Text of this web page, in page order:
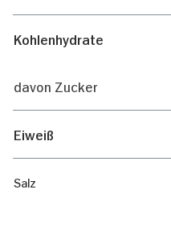
Kohlenhydrate
davon Zucker
Eiweiß
Salz